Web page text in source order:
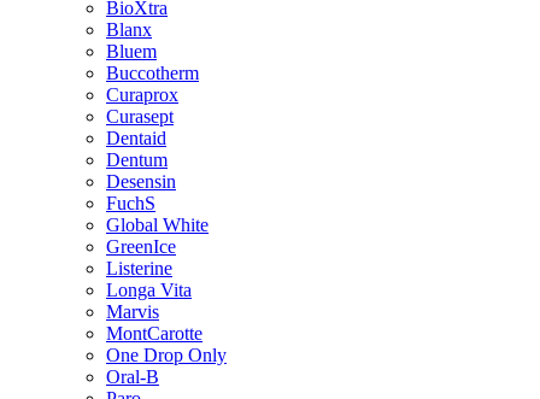
BioXtra
Blanx
Bluem
Buccotherm
Curaprox
Curasept
Dentaid
Dentum
Desensin
FuchS
Global White
GreenIce
Listerine
Longa Vita
Marvis
MontCarotte
One Drop Only
Oral-B